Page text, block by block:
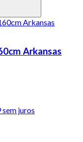
Arkansas
sem juros